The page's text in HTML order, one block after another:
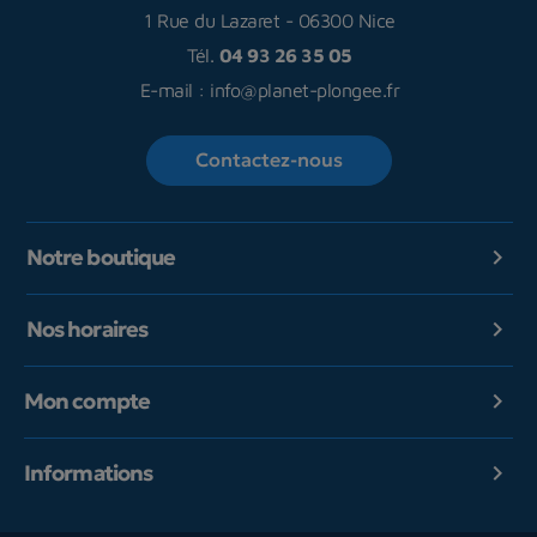
1 Rue du Lazaret - 06300 Nice
Tél. 04 93 26 35 05
E-mail : info@planet-plongee.fr
Contactez-nous
Notre boutique 
Nos horaires 
Mon compte 
Informations 